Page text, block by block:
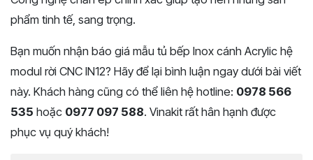
phẩm tinh tế, sang trọng.
Bạn muốn nhận báo giá mẫu tủ bếp Inox cánh Acrylic hệ
modul rời CNC IN12? Hãy để lại bình luận ngay dưới bài viết
này. Khách hàng cũng có thể liên hệ hotline: 0978 566
535 hoặc 0977 097 588. Vinakit rất hân hạnh được
phục vụ quý khách!